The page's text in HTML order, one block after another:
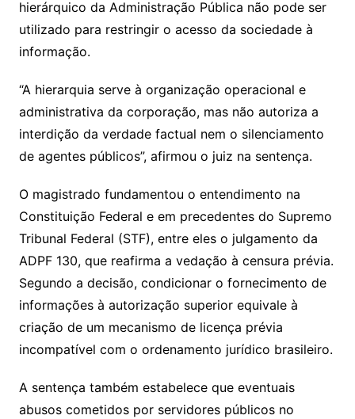
hierárquico da Administração Pública não pode ser
utilizado para restringir o acesso da sociedade à
informação.
“A hierarquia serve à organização operacional e
administrativa da corporação, mas não autoriza a
interdição da verdade factual nem o silenciamento
de agentes públicos”, afirmou o juiz na sentença.
O magistrado fundamentou o entendimento na
Constituição Federal e em precedentes do Supremo
Tribunal Federal (STF), entre eles o julgamento da
ADPF 130, que reafirma a vedação à censura prévia.
Segundo a decisão, condicionar o fornecimento de
informações à autorização superior equivale à
criação de um mecanismo de licença prévia
incompatível com o ordenamento jurídico brasileiro.
A sentença também estabelece que eventuais
abusos cometidos por servidores públicos no